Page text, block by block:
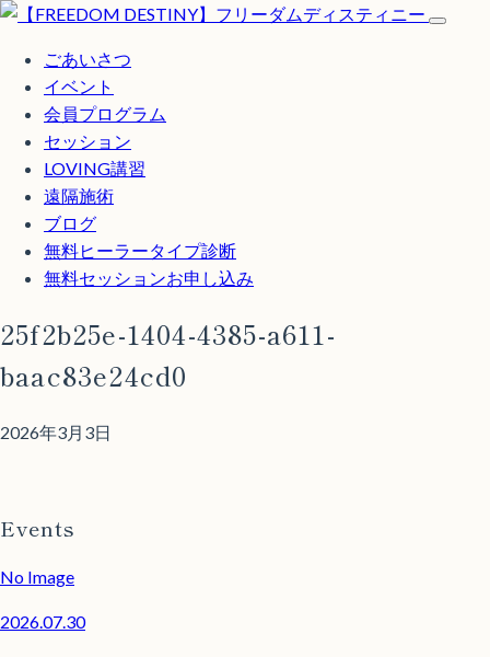
ごあいさつ
イベント
会員プログラム
セッション
LOVING講習
遠隔施術
ブログ
無料ヒーラータイプ診断
無料セッションお申し込み
25f2b25e-1404-4385-a611-
baac83e24cd0
2026年3月3日
Events
No Image
2026.07.30